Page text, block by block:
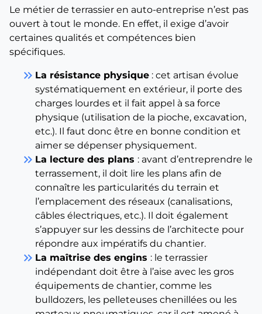
Le métier de terrassier en auto-entreprise n’est pas
ouvert à tout le monde. En effet, il exige d’avoir
certaines qualités et compétences bien
spécifiques.
keyboard_double_arrow_right La résistance physique : cet artisan évolue
systématiquement en extérieur, il porte des
charges lourdes et il fait appel à sa force
physique (utilisation de la pioche, excavation,
etc.). Il faut donc être en bonne condition et
aimer se dépenser physiquement.
keyboard_double_arrow_right La lecture des plans : avant d’entreprendre le
terrassement, il doit lire les plans afin de
connaître les particularités du terrain et
l’emplacement des réseaux (canalisations,
câbles électriques, etc.). Il doit également
s’appuyer sur les dessins de l’architecte pour
répondre aux impératifs du chantier.
keyboard_double_arrow_right La maîtrise des engins : le terrassier
indépendant doit être à l’aise avec les gros
équipements de chantier, comme les
bulldozers, les pelleteuses chenillées ou les